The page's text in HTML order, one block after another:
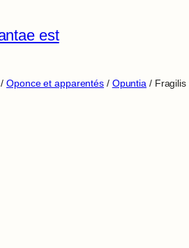
/Oponce et apparentés / Opuntia / Fragilis